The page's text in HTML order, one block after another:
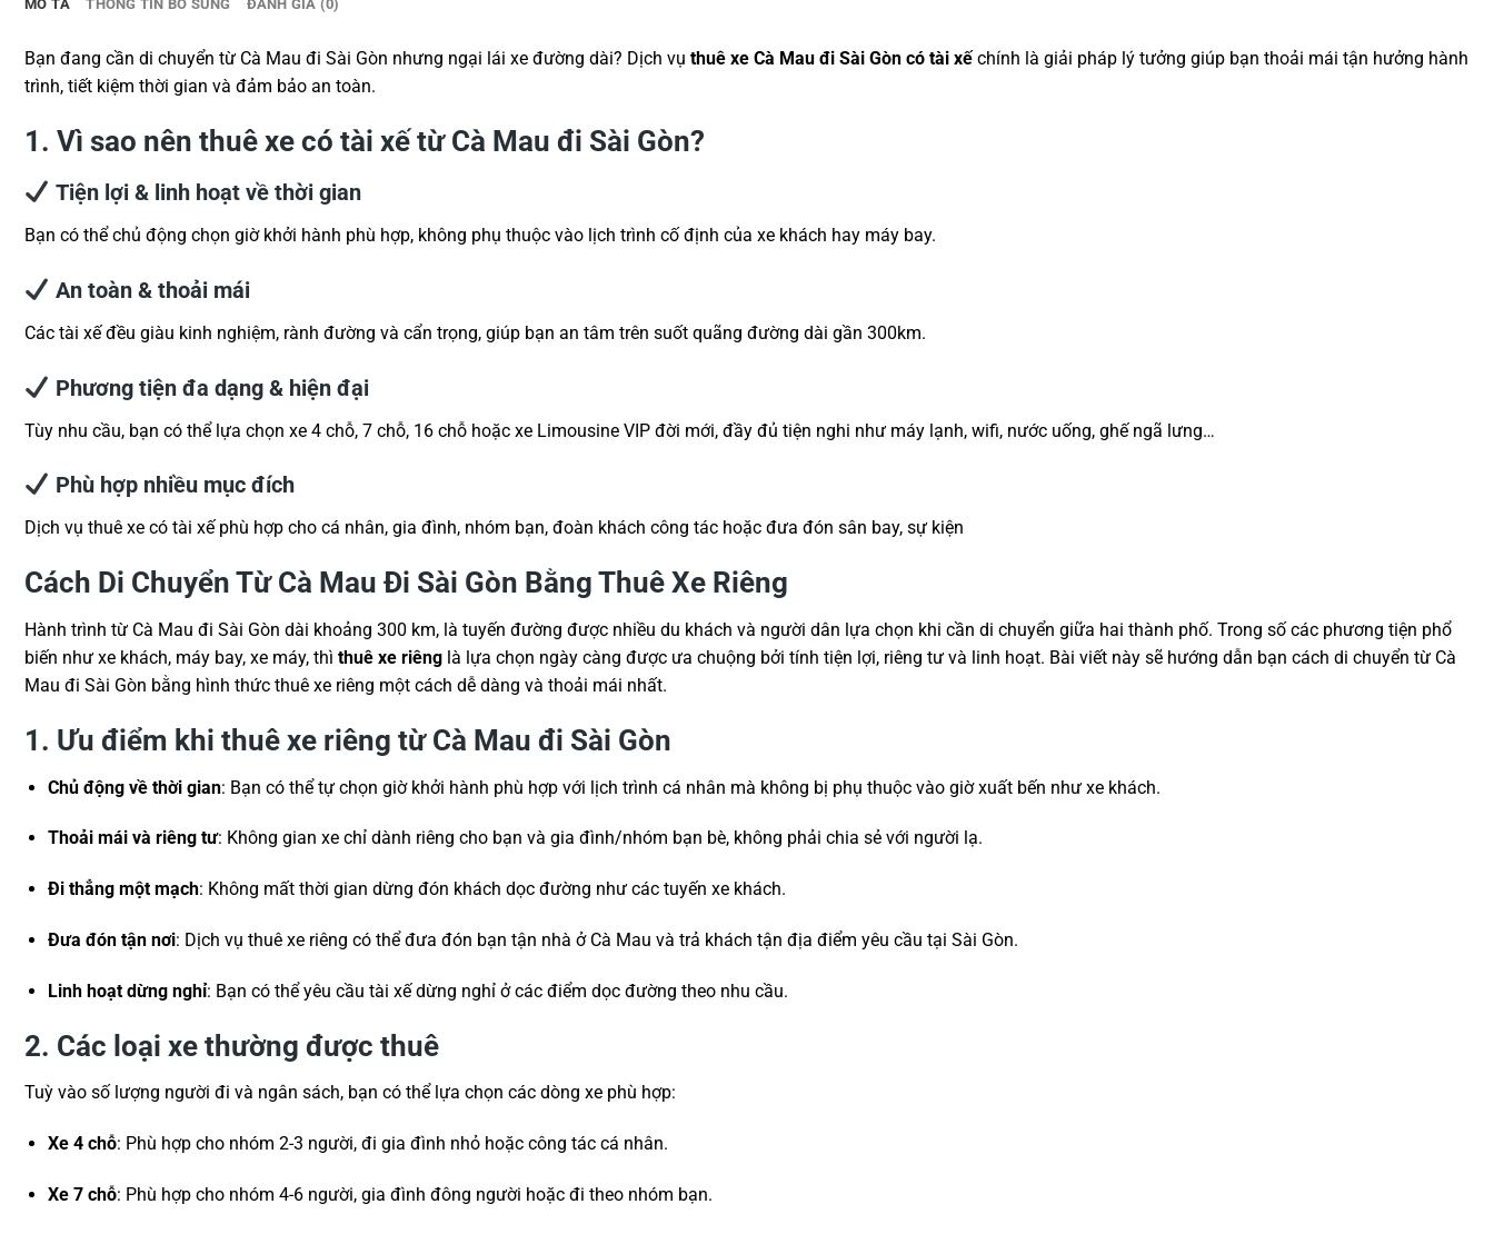
MÔ TẢ THÔNG TIN BỔ SUNG ĐÁNH GIÁ (0)
Bạn đang cần di chuyển từ Cà Mau đi Sài Gòn nhưng ngại lái xe đường dài? Dịch vụ thuê xe Cà Mau đi Sài Gòn có tài xế chính là giải pháp lý tưởng giúp bạn thoải mái tận hưởng hành
trình, tiết kiệm thời gian và đảm bảo an toàn.
1. Vì sao nên thuê xe có tài xế từ Cà Mau đi Sài Gòn?
Tiện lợi & linh hoạt về thời gian
Bạn có thể chủ động chọn giờ khởi hành phù hợp, không phụ thuộc vào lịch trình cố định của xe khách hay máy bay.
An toàn & thoải mái
Các tài xế đều giàu kinh nghiệm, rành đường và cẩn trọng, giúp bạn an tâm trên suốt quãng đường dài gần 300km.
Phương tiện đa dạng & hiện đại
Tùy nhu cầu, bạn có thể lựa chọn xe 4 chỗ, 7 chỗ, 16 chỗ hoặc xe Limousine VIP đời mới, đầy đủ tiện nghi như máy lạnh, wifi, nước uống, ghế ngã lưng…
Phù hợp nhiều mục đích
Dịch vụ thuê xe có tài xế phù hợp cho cá nhân, gia đình, nhóm bạn, đoàn khách công tác hoặc đưa đón sân bay, sự kiện
Cách Di Chuyển Từ Cà Mau Đi Sài Gòn Bằng Thuê Xe Riêng
Hành trình từ Cà Mau đi Sài Gòn dài khoảng 300 km, là tuyến đường được nhiều du khách và người dân lựa chọn khi cần di chuyển giữa hai thành phố. Trong số các phương tiện phổ
biến như xe khách, máy bay, xe máy, thì thuê xe riêng là lựa chọn ngày càng được ưa chuộng bởi tính tiện lợi, riêng tư và linh hoạt. Bài viết này sẽ hướng dẫn bạn cách di chuyển từ Cà
Mau đi Sài Gòn bằng hình thức thuê xe riêng một cách dễ dàng và thoải mái nhất.
1. Ưu điểm khi thuê xe riêng từ Cà Mau đi Sài Gòn
Chủ động về thời gian: Bạn có thể tự chọn giờ khởi hành phù hợp với lịch trình cá nhân mà không bị phụ thuộc vào giờ xuất bến như xe khách.
Thoải mái và riêng tư: Không gian xe chỉ dành riêng cho bạn và gia đình/nhóm bạn bè, không phải chia sẻ với người lạ.
Đi thẳng một mạch: Không mất thời gian dừng đón khách dọc đường như các tuyến xe khách.
Đưa đón tận nơi: Dịch vụ thuê xe riêng có thể đưa đón bạn tận nhà ở Cà Mau và trả khách tận địa điểm yêu cầu tại Sài Gòn.
Linh hoạt dừng nghỉ: Bạn có thể yêu cầu tài xế dừng nghỉ ở các điểm dọc đường theo nhu cầu.
2. Các loại xe thường được thuê
Tuỳ vào số lượng người đi và ngân sách, bạn có thể lựa chọn các dòng xe phù hợp:
Xe 4 chỗ: Phù hợp cho nhóm 2-3 người, đi gia đình nhỏ hoặc công tác cá nhân.
Xe 7 chỗ: Phù hợp cho nhóm 4-6 người, gia đình đông người hoặc đi theo nhóm bạn.